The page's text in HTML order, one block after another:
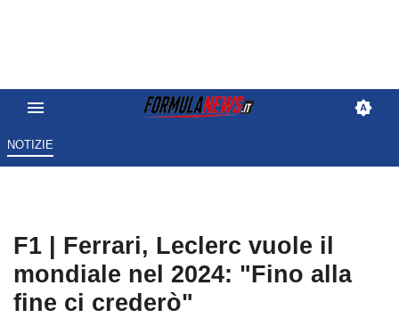
NOTIZIE
F1 | Ferrari, Leclerc vuole il
mondiale nel 2024: "Fino alla
fine ci crederò"